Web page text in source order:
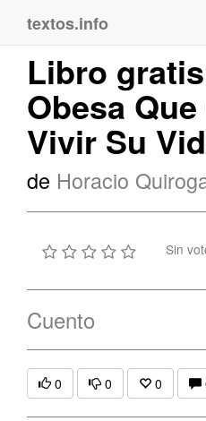
textos.info
Libro
Obesa
Vivir Su
de Horacio
Sin
Cuento
0 0 0